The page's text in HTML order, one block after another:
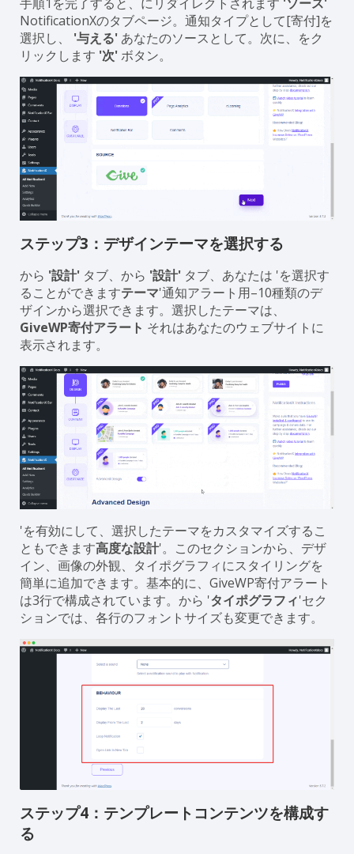
NotificationXのタブページ。通知タイプとして[寄付]を
選択し、 '与える' あなたのソースとして。次に、をク
リックします '次'ボタン。
ステップ3：デザインテーマを選択する
から '設計' タブ、から '設計' タブ、あなたは 'を選択す
ることができますテーマ'通知アラート用–10種類のデ
ザインから選択できます。選択したテーマは、
GiveWP寄付アラート それはあなたのウェブサイトに
表示されます。
'を有効にして、選択したテーマをカスタマイズするこ
ともできます高度な設計'。このセクションから、デザ
イン、画像の外観、タイポグラフィにスタイリングを
簡単に追加できます。基本的に、GiveWP寄付アラート
は3行で構成されています。から 'タイポグラフィ'セク
ションでは、各行のフォントサイズも変更できます。
ステップ4：テンプレートコンテンツを構成す
る